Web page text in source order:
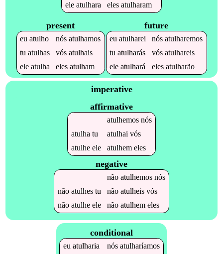
ele atulhara eles atulharam
present
euatulho nósatulhamos
tuatulhas vósatulhais
eleatulha elesatulham
future
euatulharei nósatulharemos
tuatulharás vósatulhareis
eleatulhará elesatulharão
imperative
affirmative
atulhemosnós
atulha tu atulhai vós
atulheele atulhemeles
negative
não atulhemosnós
não atulhestu não atulheisvós
não atulheele não atulhemeles
conditional
eu atulharia nós atulharíamos